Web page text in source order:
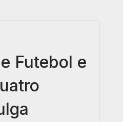
Futebol e